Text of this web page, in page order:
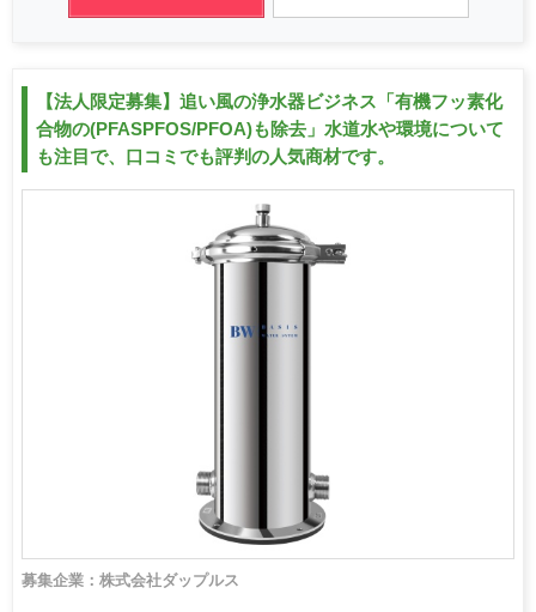
【法人限定募集】追い風の浄水器ビジネス「有機フッ素化
合物の(PFASPFOS/PFOA)も除去」水道水や環境について
も注目で、口コミでも評判の人気商材です。
募集企業：株式会社ダップルス